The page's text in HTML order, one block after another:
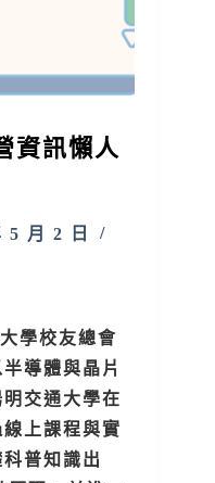
資訊懶人
5 月 2 日
學校友總會
導體與晶片
交通大學在
上課程與實
普知識出